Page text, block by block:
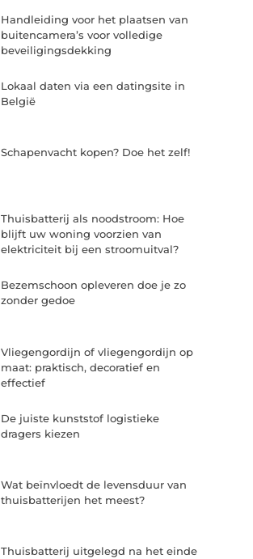
Handleiding voor het plaatsen van
buitencamera’s voor volledige
beveiligingsdekking
Lokaal daten via een datingsite in
België
Schapenvacht kopen? Doe het zelf!
Thuisbatterij als noodstroom: Hoe
blijft uw woning voorzien van
elektriciteit bij een stroomuitval?
Bezemschoon opleveren doe je zo
zonder gedoe
Vliegengordijn of vliegengordijn op
maat: praktisch, decoratief en
effectief
De juiste kunststof logistieke
dragers kiezen
Wat beïnvloedt de levensduur van
thuisbatterijen het meest?
Thuisbatterij uitgelegd na het einde